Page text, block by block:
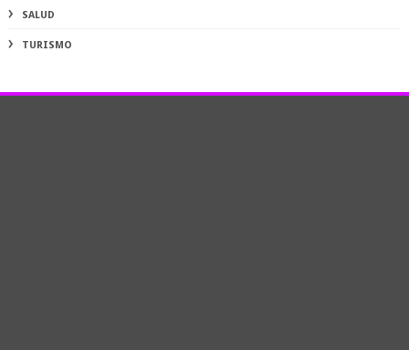
SALUD
TURISMO